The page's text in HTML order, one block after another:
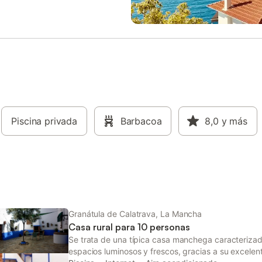
Aire LibrePiscina privada,
Experiencia rural auténtica,
recoger huevos frescos de
que viven en la casa. Vive una
Disfruta de la tranqu
hidromasaje, jacuzzi o cabina-
perfeccionados para
máximo bienestar. La planta
un espacioso salón de 80 m2,
televisión. Al exterior, el patio
desde distintos puntos de la
extiende por más de 300 m2 e
Piscina privada Barbacoa 8,0 y más
Granátula de Calatrava, La Mancha
Casa rural para 10 personas
Se trata de una típica casa manchega
espacios luminosos y frescos, gracias a su